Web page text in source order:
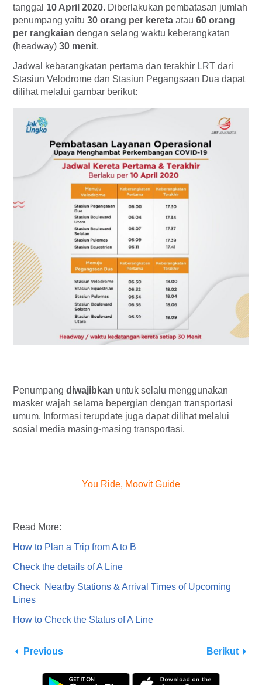
tanggal 10 April 2020. Diberlakukan pembatasan jumlah
penumpang yaitu 30 orang per kereta atau 60 orang
per rangkaian dengan selang waktu keberangkatan
(headway) 30 menit.
Jadwal kebarangkatan pertama dan terakhir LRT dari
Stasiun Velodrome dan Stasiun Pegangsaan Dua dapat
dilihat melalui gambar berikut:
Penumpang diwajibkan untuk selalu menggunakan
masker wajah selama bepergian dengan transportasi
umum. Informasi terupdate juga dapat dilihat melalui
sosial media masing-masing transportasi.
You Ride, Moovit Guide
Read More:
How to Plan a Trip from A to B
Check the details of A Line
Check Nearby Stations & Arrival Times of Upcoming
Lines
How to Check the Status of A Line
Previous Berikut